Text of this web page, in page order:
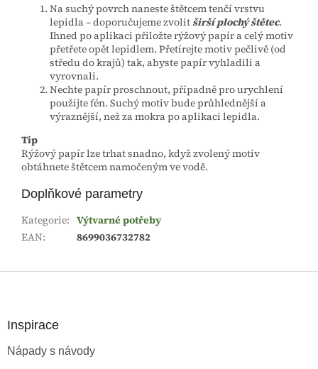
Na suchý povrch naneste štětcem tenčí vrstvu
lepidla – doporučujeme zvolitširší plochý štětec.
Ihned po aplikaci přiložte rýžový papír a celý motiv
přetřete opět lepidlem. Přetírejte motiv pečlivě (od
středu do krajů) tak, abyste papír vyhladili a
vyrovnali.
Nechte papír proschnout, případně pro urychlení
použijte fén. Suchý motiv bude průhlednější a
výraznější, než za mokra po aplikaci lepidla.
Tip
Rýžový papír lze trhat snadno, když zvolený motiv
obtáhnete štětcem namočeným ve vodě.
Doplňkové parametry
Kategorie: Výtvarné potřeby
EAN: 8699036732782
Inspirace
Nápady s návody